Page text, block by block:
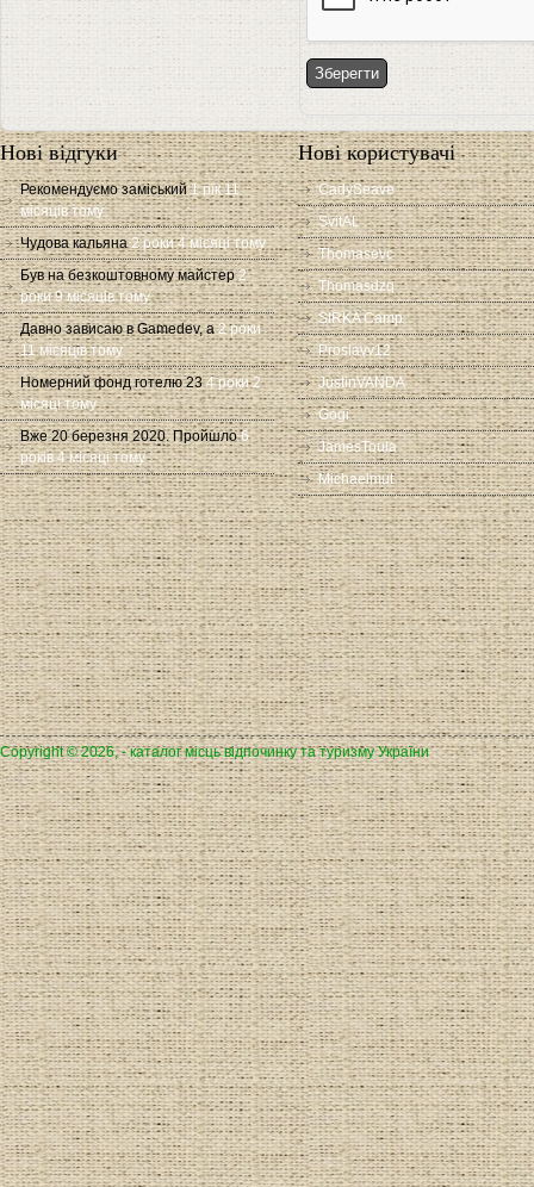
Нові відгуки
Рекомендуємо заміський 1 рік 11
місяців тому
Чудова кальяна 2 роки 4 місяці тому
Був на безкоштовному майстер 2
роки 9 місяців тому
Давно зависаю в Gamedev, а 2 роки
11 місяців тому
Номерний фонд готелю 23 4 роки 2
місяці тому
Вже 20 березня 2020. Пройшло 6
років 4 місяці тому
Нові користувачі
CadySeave
SvitAL
Thomasevc
Thomasdzq
SIRKA Camp
Proslavv12
JustinVANDA
Gogi
JamesToula
Michaelmut
Copyright © 2026, - каталог місць відпочинку та туризму України